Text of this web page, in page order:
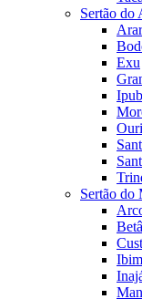
Sertão do
Exu
Sertão do